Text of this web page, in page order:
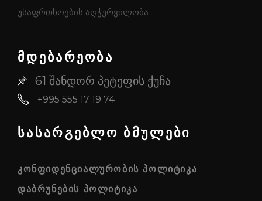
უსაფრთხოების აღჭურვილობა
მდებარეობა
61 შანდორ პეტეფის ქუჩა
+995 555 17 19 74
სასარგებლო ბმულები
ᲙᲝᲜᲤᲘᲓᲔᲜᲪᲘᲐᲚᲣᲠᲝᲑᲘᲡ ᲞᲝᲚᲘᲢᲘᲙᲐ
ᲓᲐᲑᲠᲣᲜᲔᲑᲘᲡ ᲞᲝᲚᲘᲢᲘᲙᲐ